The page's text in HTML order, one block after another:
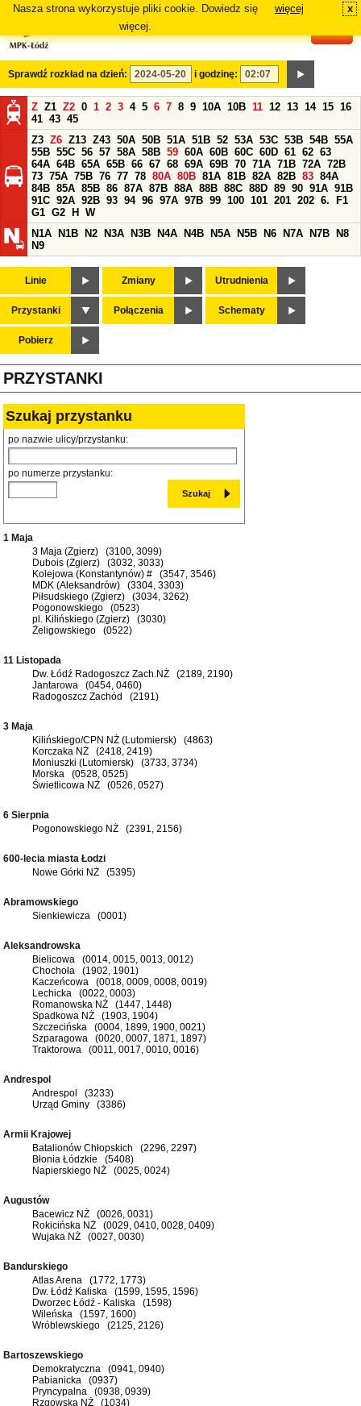
Nasza strona wykorzystuje pliki cookie. Dowiedz się
więcej.
więcej x
Sprawdź rozkład na dzień: i godzinę:
Z Z1 Z2 0 1 2 3 4 5 6 7 8 9 10A 10B 11 12 13 14 15 16
41 43 45
Z3 Z6 Z13 Z43 50A 50B 51A 51B 52 53A 53C 53B 54B 55A
55B 55C 56 57 58A 58B 59 60A 60B 60C 60D 61 62 63
64A 64B 65A 65B 66 67 68 69A 69B 70 71A 71B 72A 72B
73 75A 75B 76 77 78 80A 80B 81A 81B 82A 82B 83 84A
84B 85A 85B 86 87A 87B 88A 88B 88C 88D 89 90 91A 91B
91C 92A 92B 93 94 96 97A 97B 99 100 101 201 202 6.
F1
G1 G2 H
W
N1A
N1B N2 N3A N3B N4A N4B N5A N5B N6 N7A N7B
N8
N9
Linie Zmiany Utrudnienia
Przystanki Połączenia Schematy
Pobierz
PRZYSTANKI
Szukaj przystanku
po nazwie ulicy/przystanku:
po numerze przystanku:
1 Maja
3 Maja (Zgierz) (3100, 3099)
Dubois (Zgierz) (3032, 3033)
Kolejowa (Konstantynów) # (3547, 3546)
MDK (Aleksandrów) (3304, 3303)
Piłsudskiego (Zgierz) (3034, 3262)
Pogonowskiego (0523)
pl. Kilińskiego (Zgierz) (3030)
Żeligowskiego (0522)
11 Listopada
Dw. Łódź Radogoszcz Zach.NŻ (2189, 2190)
Jantarowa (0454, 0460)
Radogoszcz Zachód (2191)
3 Maja
Kilińskiego/CPN NŻ (Lutomiersk) (4863)
Korczaka NŻ (2418, 2419)
Moniuszki (Lutomiersk) (3733, 3734)
Morska (0528, 0525)
Świetlicowa NŻ (0526, 0527)
6 Sierpnia
Pogonowskiego NŻ (2391, 2156)
600-lecia miasta Łodzi
Nowe Górki NŻ (5395)
Abramowskiego
Sienkiewicza (0001)
Aleksandrowska
Bielicowa (0014, 0015, 0013, 0012)
Chochoła (1902, 1901)
Kaczeńcowa (0018, 0009, 0008, 0019)
Lechicka (0022, 0003)
Romanowska NŻ (1447, 1448)
Spadkowa NŻ (1903, 1904)
Szczecińska (0004, 1899, 1900, 0021)
Szparagowa (0020, 0007, 1871, 1897)
Traktorowa (0011, 0017, 0010, 0016)
Andrespol
Andrespol (3233)
Urząd Gminy (3386)
Armii Krajowej
Batalionów Chłopskich (2296, 2297)
Błonia Łódzkie (5408)
Napierskiego NŻ (0025, 0024)
Augustów
Bacewicz NŻ (0026, 0031)
Rokicińska NŻ (0029, 0410, 0028, 0409)
Wujaka NŻ (0027, 0030)
Bandurskiego
Atlas Arena (1772, 1773)
Dw. Łódź Kaliska (1599, 1595, 1596)
Dworzec Łódź - Kaliska (1598)
Wileńska (1597, 1600)
Wróblewskiego (2125, 2126)
Bartoszewskiego
Demokratyczna (0941, 0940)
Pabianicka (0937)
Pryncypalna (0938, 0939)
Rzgowska NŻ (1034)